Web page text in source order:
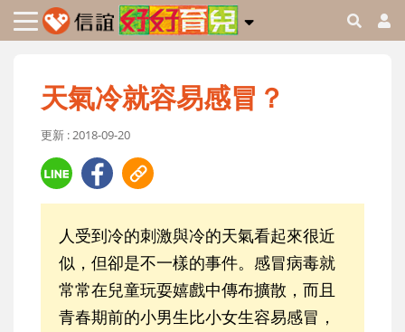
天氣冷就容易感冒？
更新 : 2018-09-20
人受到冷的刺激與冷的天氣看起來很近
似，但卻是不一樣的事件。感冒病毒就
常常在兒童玩耍嬉戲中傳布擴散，而且
青春期前的小男生比小女生容易感冒，